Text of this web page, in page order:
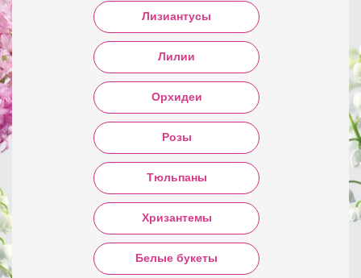
Лизиантусы
Лилии
Орхидеи
Розы
Тюльпаны
Хризантемы
Белые букеты